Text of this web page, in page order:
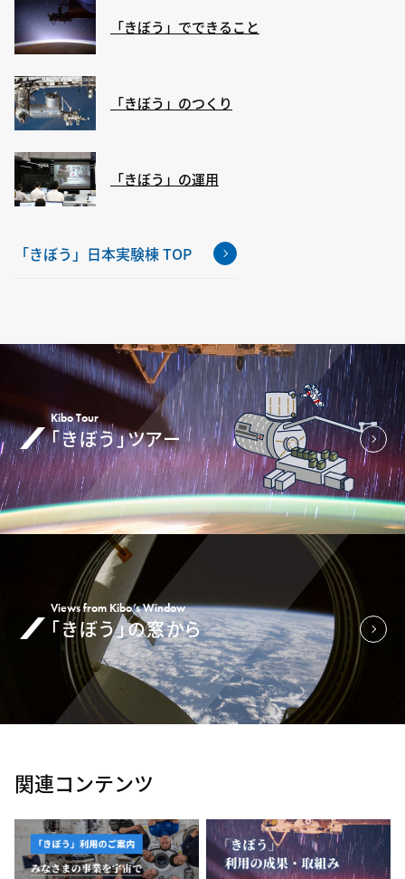
「きぼう」でできること
「きぼう」のつくり
「きぼう」の運用
「きぼう」日本実験棟 TOP
Kibo Tour
「きぼう」ツアー
Views from Kibo’s Window
「きぼう」の窓から
関連コンテンツ